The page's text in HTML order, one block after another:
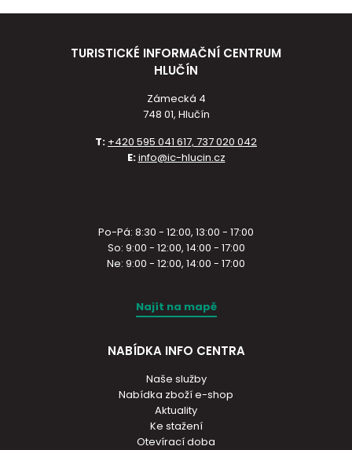
TURISTICKÉ INFORMAČNÍ CENTRUM
HLUČÍN
Zámecká 4
748 01, Hlučín
T: +420 595 041 617, 737 020 042
E:info@ic-hlucin.cz
Po-Pá: 8:30 - 12:00, 13:00 - 17:00
So: 9:00 - 12:00, 14:00 - 17:00
Ne: 9:00 - 12:00, 14:00 - 17:00
Najít na mapě
NABÍDKA INFO CENTRA
Naše služby
Nabídka zboží e-shop
Aktuality
Ke stažení
Otevírací doba